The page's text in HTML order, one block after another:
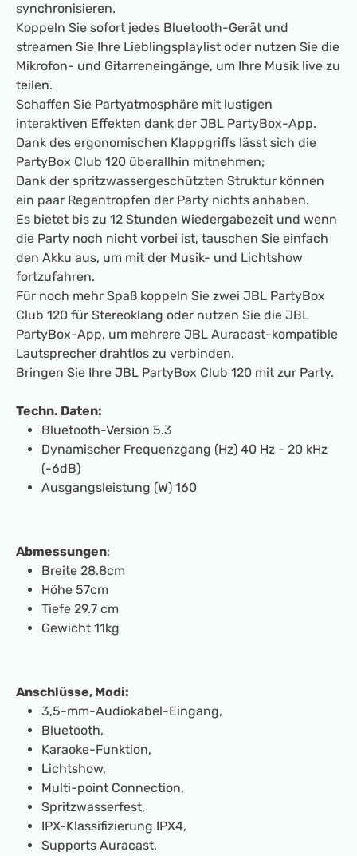
synchronisieren.
Koppeln Sie sofort jedes Bluetooth-Gerät und
streamen Sie Ihre Lieblingsplaylist oder nutzen Sie die
Mikrofon- und Gitarreneingänge, um Ihre Musik live zu
teilen.
Schaffen Sie Partyatmosphäre mit lustigen
interaktiven Effekten dank der JBL PartyBox-App.
Dank des ergonomischen Klappgriffs lässt sich die
PartyBox Club 120 überallhin mitnehmen;
Dank der spritzwassergeschützten Struktur können
ein paar Regentropfen der Party nichts anhaben.
Es bietet bis zu 12 Stunden Wiedergabezeit und wenn
die Party noch nicht vorbei ist, tauschen Sie einfach
den Akku aus, um mit der Musik- und Lichtshow
fortzufahren.
Für noch mehr Spaß koppeln Sie zwei JBL PartyBox
Club 120 für Stereoklang oder nutzen Sie die JBL
PartyBox-App, um mehrere JBL Auracast-kompatible
Lautsprecher drahtlos zu verbinden.
Bringen Sie Ihre JBL PartyBox Club 120 mit zur Party.
Techn. Daten:
Bluetooth-Version 5.3
Dynamischer Frequenzgang (Hz) 40 Hz - 20 kHz
(-6dB)
Ausgangsleistung (W) 160
Abmessungen:
Breite 28.8cm
Höhe 57cm
Tiefe 29.7 cm
Gewicht 11kg
Anschlüsse, Modi:
3,5-mm-Audiokabel-Eingang,
Bluetooth,
Karaoke-Funktion,
Lichtshow,
Multi-point Connection,
Spritzwasserfest,
IPX-Klassifizierung IPX4,
Supports Auracast,